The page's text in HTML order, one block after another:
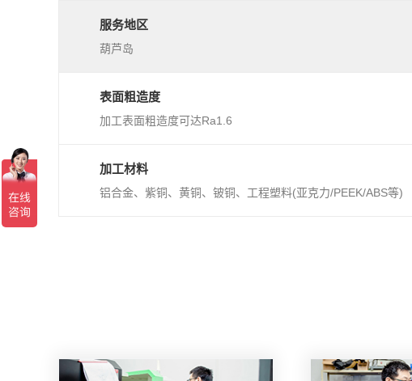
服务地区
葫芦岛
表面粗造度
加工表面粗造度可达Ra1.6
加工材料
铝合金、紫铜、黄铜、铍铜、工程塑料(亚克力/PEEK/ABS等)